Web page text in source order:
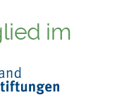
im